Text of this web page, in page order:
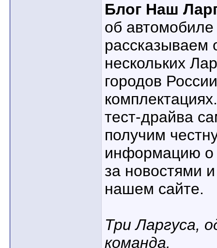
Блог Наш
об
рассказываем
нескольких
городов
тест-драйва
получим
информацию о
за новостями
нашем сайте.
Три Ларгуса,
команда.